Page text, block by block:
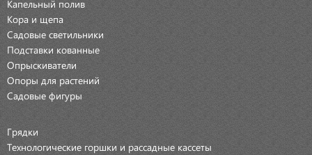
Капельный полив
Кора и щепа
Садовые светильники
Подставки кованные
Опрыскиватели
Опоры для растений
Садовые фигуры
Грядки
Технологические горшки и рассадные кассеты